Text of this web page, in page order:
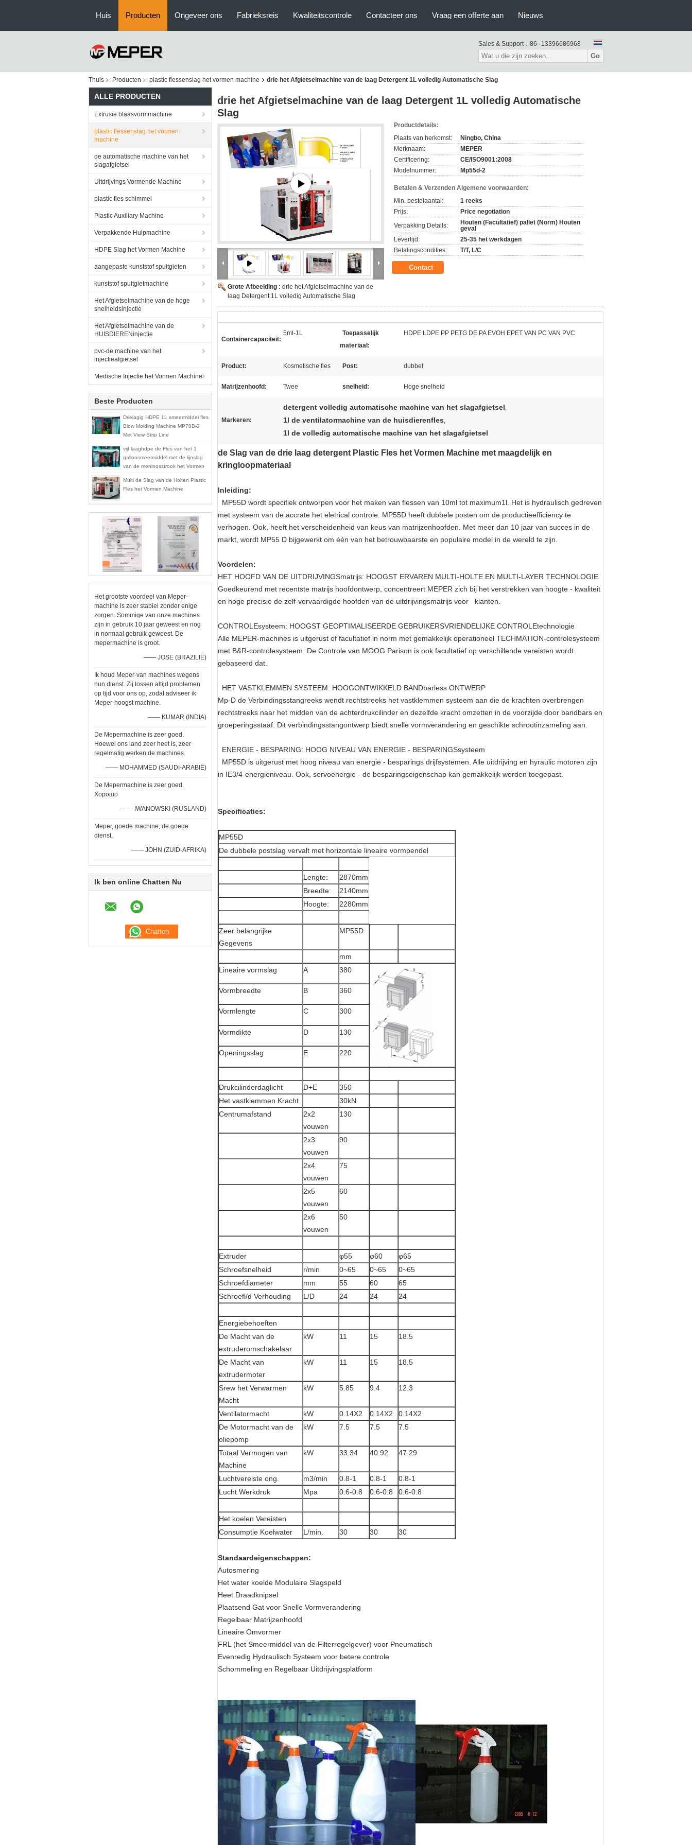
Huis Producten Ongeveer ons Fabrieksreis Kwaliteitscontrole Contacteer ons Vraag een offerte aan Nieuws
Sales & Support： 86--13396686968
Go
Thuis Producten plastic flessenslag het vormen machine drie het Afgietselmachine van de laag Detergent 1L volledig Automatische Slag
ALLE PRODUCTEN
Extrusie blaasvormmachine
plastic flessenslag het vormen
machine
de automatische machine van het
slagafgietsel
Uitdrijvings Vormende Machine
plastic fles schimmel
Plastic Auxiliary Machine
Verpakkende Hulpmachine
HDPE Slag het Vormen Machine
aangepaste kunststof spuitgieten
kunststof spuitgietmachine
Het Afgietselmachine van de hoge
snelheidsinjectie
Het Afgietselmachine van de
HUISDIERENinjectie
pvc-de machine van het
injectieafgietsel
Medische Injectie het Vormen Machine
Beste Producten
Drielagig HDPE 1L smeermiddel fles
Blow Molding Machine MP70D-2
Met View Strip Line
vijf laaghdpe de Fles van het 1
gallonsmeermiddel met de lijnslag
van de meningsstrook het Vormen
Multi de Slag van de Holten Plastic
Fles het Vormen Machine
Het grootste voordeel van Meper-
machine is zeer stabiel zonder enige
zorgen. Sommige van onze machines
zijn in gebruik 10 jaar geweest en nog
in normaal gebruik geweest. De
mepermachine is groot.
—— JOSE (BRAZILIË)
Ik houd Meper-van machines wegens
hun dienst. Zij lossen altijd problemen
op tijd voor ons op, zodat adviseer ik
Meper-hoogst machine.
—— KUMAR (INDIA)
De Mepermachine is zeer goed.
Hoewel ons land zeer heet is, zeer
regelmatig werken de machines.
—— MOHAMMED (SAUDI-ARABIË)
De Mepermachine is zeer goed.
Хорошо
—— IWANOWSKI (RUSLAND)
Meper, goede machine, de goede
dienst.
—— JOHN (ZUID-AFRIKA)
Ik ben online Chatten Nu
drie het Afgietselmachine van de laag Detergent 1L volledig Automatische
Slag
Grote Afbeelding : drie het Afgietselmachine van de
laag Detergent 1L volledig Automatische Slag
Productdetails:
Plaats van herkomst:
Ningbo, China
Merknaam:
MEPER
Certificering:
CE/ISO9001:2008
Modelnummer:
Mp55d-2
Betalen & Verzenden Algemene voorwaarden:
Min. bestelaantal:
1 reeks
Prijs:
Price negotiation
Verpakking Details:
Houten (Facultatief) pallet (Norm) Houten
geval
Levertijd:
25-35 het werkdagen
Betalingscondities:
T/T, L/C
Contact
Containercapaciteit:
5ml-1L
Toepasselijk
materiaal:
HDPE LDPE PP PETG DE PA EVOH EPET VAN PC VAN PVC
Product: Kosmetische fles Post: dubbel
Matrijzenhoofd: Twee snelheid: Hoge snelheid
Markeren:
detergent volledig automatische machine van het slagafgietsel,
1l de ventilatormachine van de huisdierenfles,
1l de volledig automatische machine van het slagafgietsel
de Slag van de drie laag detergent Plastic Fles het Vormen Machine met maagdelijk en
kringloopmateriaal
Inleiding:
MP55D wordt specifiek ontworpen voor het maken van flessen van 10ml tot maximum1l. Het is hydraulisch gedreven
met systeem van de accrate het eletrical controle. MP55D heeft dubbele posten om de productieefficiency te
verhogen . Ook, heeft het verscheidenheid van keus van matrijzenhoofden. Met meer dan 10 jaar van succes in de
markt, wordt MP55 D bijgewerkt om één van het betrouwbaarste en populaire model in de wereld te zijn.
Voordelen:
HET HOOFD VAN DE UITDRIJVINGSmatrijs: HOOGST ERVAREN MULTI-HOLTE EN MULTI-LAYER TECHNOLOGIE
Goedkeurend met recentste matrijs hoofdontwerp, concentreert MEPER zich bij het verstrekken van hoogte - kwaliteit
en hoge precisie de zelf-vervaardigde hoofden van de uitdrijvingsmatrijs voor klanten.
CONTROLEsysteem: HOOGST GEOPTIMALISEERDE GEBRUIKERSVRIENDELIJKE CONTROLEtechnologie
Alle MEPER-machines is uitgerust of facultatief in norm met gemakkelijk operationeel TECHMATION-controlesysteem
met B&R-controlesysteem. De Controle van MOOG Parison is ook facultatief op verschillende vereisten wordt
gebaseerd dat.
HET VASTKLEMMEN SYSTEEM: HOOGONTWIKKELD BANDbarless ONTWERP
Mp-D de Verbindingsstangreeks wendt rechtstreeks het vastklemmen systeem aan die de krachten overbrengen
rechtstreeks naar het midden van de achterdrukcilinder en dezelfde kracht omzetten in de voorzijde door bandbars en
groeperingsstaaf. Dit verbindingsstangontwerp biedt snelle vormverandering en geschikte schrootinzameling aan.
ENERGIE - BESPARING: HOOG NIVEAU VAN ENERGIE - BESPARINGSsysteem
MP55D is uitgerust met hoog niveau van energie - besparings drijfsystemen. Alle uitdrijving en hyraulic motoren zijn
in IE3/4-energieniveau. Ook, servoenergie - de besparingseigenschap kan gemakkelijk worden toegepast.
Specificaties:
MP55D
De dubbele postslag vervalt met horizontale lineaire vormpendel
Lengte:
2870mm
Breedte:
2140mm
Hoogte:
2280mm
Zeer belangrijke
Gegevens
MP55D
mm
Lineaire vormslag
A 380
Vormbreedte B 360
Vormlengte C 300
Vormdikte D 130
Openingsslag E 220
Drukcilinderdaglicht D+E
350
Het vastklemmen Kracht
30kN
Centrumafstand
2x2
vouwen
130
2x3
vouwen
90
2x4
vouwen
75
2x5
vouwen
60
2x6
vouwen
50
Extruder φ55 φ60
φ65
Schroefsnelheid
r/min 0~65 0~65
0~65
Schroefdiameter
mm 55 60
65
Schroefl/d Verhouding
L/D 24 24 24
Energiebehoeften
De Macht van de
extruderomschakelaar
kW 11 15 18.5
De Macht van
extrudermoter
kW 11 15 18.5
Srew het Verwarmen
Macht
kW 5.85 9.4 12.3
Ventilatormacht kW 0.14X2 0.14X2
0.14X2
De Motormacht van de
oliepomp
kW 7.5 7.5 7.5
Totaal Vermogen van
Machine
kW 33.34 40.92 47.29
Luchtvereiste ong. m3/min 0.8-1 0.8-1
0.8-1
Lucht Werkdruk
Mpa 0.6-0.8 0.6-0.8 0.6-0.8
Het koelen Vereisten
Consumptie Koelwater
L/min. 30 30 30
Standaardeigenschappen:
Autosmering
Het water koelde Modulaire Slagspeld
Heet Draadknipsel
Plaatsend Gat voor Snelle Vormverandering
Regelbaar Matrijzenhoofd
Lineaire Omvormer
FRL (het Smeermiddel van de Filterregelgever) voor Pneumatisch
Evenredig Hydraulisch Systeem voor betere controle
Schommeling en Regelbaar Uitdrijvingsplatform